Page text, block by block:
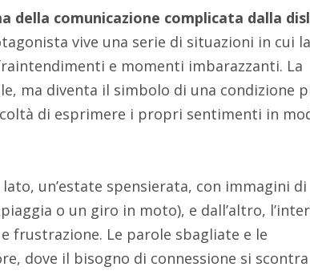
della comunicazione complicata dalla
vive una serie di situazioni in cui la
e momenti imbarazzanti. La
ma diventa il simbolo di una condizione
di esprimere i propri sentimenti in
un’estate spensierata, con immagini di
o un giro in moto), e dall’altro,
frustrazione. Le parole sbagliate e le
dove il bisogno di connessione si